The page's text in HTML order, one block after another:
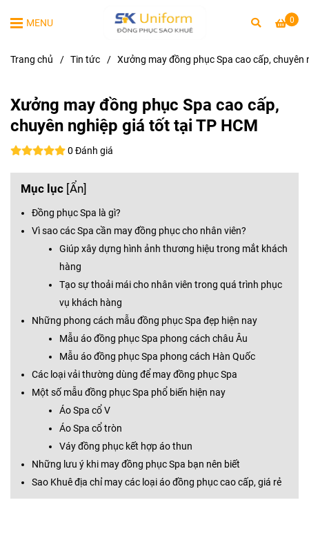
0
MENU
Trang chủ / Tin tức / Xưởng may đồng phục Spa cao cấp, chuyên
Xưởng may đồng phục Spa cao cấp,
chuyên nghiệp giá tốt tại TP HCM
0 Đánh giá
Mục lục [Ẩn]
Đồng phục Spa là gì?
Vì sao các Spa cần may đồng phục cho nhân viên?
Giúp xây dựng hình ảnh thương hiệu trong mắt khách
hàng
Tạo sự thoải mái cho nhân viên trong quá trình phục
vụ khách hàng
Những phong cách mẫu đồng phục Spa đẹp hiện nay
Mẫu áo đồng phục Spa phong cách châu Âu ​​​​​
Mẫu áo đồng phục Spa phong cách Hàn Quốc
Các loại vải thường dùng để may đồng phục Spa
Một số mẫu đồng phục Spa phổ biến hiện nay
Áo Spa cổ V
Áo Spa cổ tròn
Váy đồng phục kết hợp áo thun
Những lưu ý khi may đồng phục Spa bạn nên biết
Sao Khuê địa chỉ may các loại áo đồng phục cao cấp, giá rẻ